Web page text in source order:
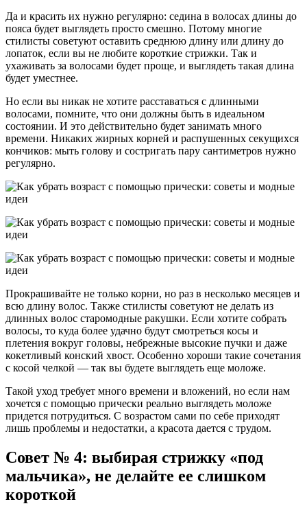
Да и красить их нужно регулярно: седина в волосах длины до
пояса будет выглядеть просто смешно. Потому многие
стилисты советуют оставить среднюю длину или длину до
лопаток, если вы не любите короткие стрижки. Так и
ухаживать за волосами будет проще, и выглядеть такая длина
будет уместнее.
Но если вы никак не хотите расставаться с длинными
волосами, помните, что они должны быть в идеальном
состоянии. И это действительно будет занимать много
времени. Никаких жирных корней и распушенных секущихся
кончиков: мыть голову и состригать пару сантиметров нужно
регулярно.
Прокрашивайте не только корни, но раз в несколько месяцев и
всю длину волос. Также стилисты советуют не делать из
длинных волос старомодные ракушки. Если хотите собрать
волосы, то куда более удачно будут смотреться косы и
плетения вокруг головы, небрежные высокие пучки и даже
кокетливый конский хвост. Особенно хороши такие сочетания
с косой челкой — так вы будете выглядеть еще моложе.
Такой уход требует много времени и вложений, но если нам
хочется с помощью прически реально выглядеть моложе
придется потрудиться. С возрастом сами по себе приходят
лишь проблемы и недостатки, а красота дается с трудом.
Совет № 4: выбирая стрижку «под
мальчика», не делайте ее слишком
короткой